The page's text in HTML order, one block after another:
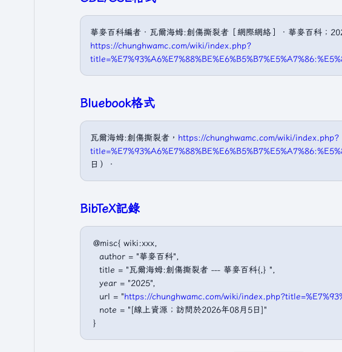
華麥百科編者．瓦爾海姆:創傷撕裂者［網際網絡］．華麥百科；
https://chunghwamc.com/wiki/index.php?
Bluebook格式
瓦爾海姆:創傷撕裂者， https://chunghwamc.com/wiki/index.php?
日）．
BibTeX記錄
@misc{ wiki:xxx,
   author = "華麥百科",
   title = "瓦爾海姆:創傷撕裂者 --- 華麥百科{,} ",
   year = "2025",
   url = "
https://chunghwamc.com/wiki/
   note = "[線上資源；訪問於2026年08月5日]"